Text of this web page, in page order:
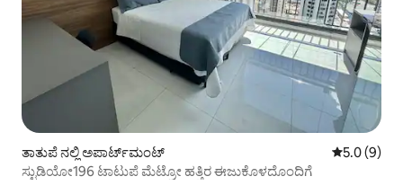
ತಾತುಪೆ ನಲ್ಲಿ ಅಪಾರ್ಟ್‌ಮಂಟ್ 5 ರಲ್ಲಿ 5.0
5.0 (9)
ಸ್ಟುಡಿಯೋ196 ಟಾಟುಪೆ ಮೆಟ್ರೋ ಹತ್ತಿರ ಈಜುಕೊಳದೊಂದಿಗೆ